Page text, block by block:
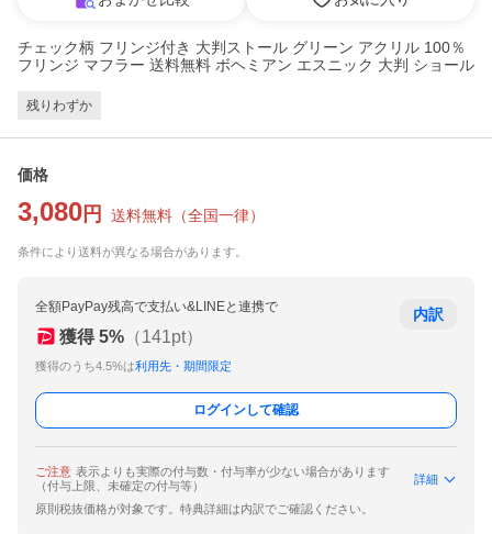
チェック柄 フリンジ付き 大判ストール グリーン アクリル 100％
フリンジ マフラー 送料無料 ボヘミアン エスニック 大判 ショール
残りわずか
価格
3,080 円 送料無料 （全国一律）
条件により送料が異なる場合があります。
全額PayPay残高で支払い&LINEと連携で
獲得 5% （141pt）
獲得のうち4.5%は利用先・期間限定
内訳
ログインして確認
ご注意 表示よりも実際の付与数・付与率が少ない場合があります
（付与上限、未確定の付与等）
詳細
原則税抜価格が対象です。特典詳細は内訳でご確認ください。